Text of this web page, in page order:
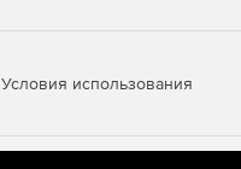
Условия использования